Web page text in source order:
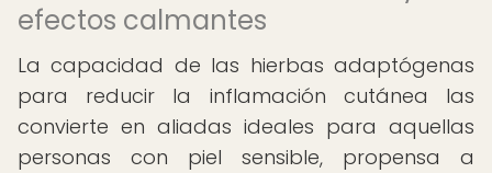
efectos calmantes
La capacidad de las hierbas adaptógenas
para reducir la inflamación cutánea las
convierte en aliadas ideales para aquellas
personas con piel sensible, propensa a